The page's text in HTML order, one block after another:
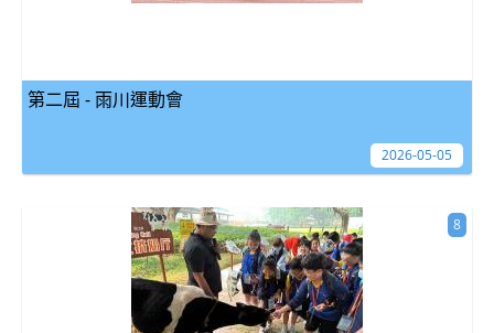
第二屆 - 雨川運動會
2026-05-05
8